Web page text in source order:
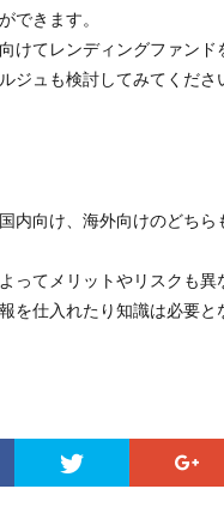
できます。
けてレンディングファンド
ジュも検討してみてくださ
内向け、海外向けのどちら
ってメリットやリスクも異
を仕入れたり知識は必要と